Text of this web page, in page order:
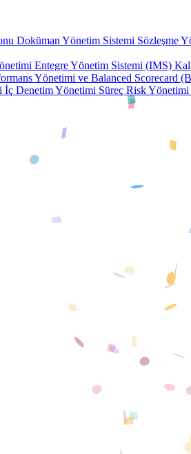
Doküman Yönetim Sistemi Sözleşme
Entegre Yönetim Sistemi (IMS)
Yönetimi ve Balanced Scorecard
İç Denetim Yönetimi Süreç Risk Yönetimi